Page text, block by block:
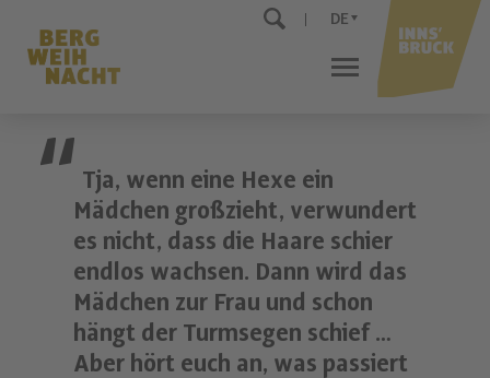
DE
Tja, wenn eine Hexe ein
Mädchen großzieht, verwundert
es nicht, dass die Haare schier
endlos wachsen. Dann wird das
Mädchen zur Frau und schon
hängt der Turmsegen schief …
Aber hört euch an, was passiert